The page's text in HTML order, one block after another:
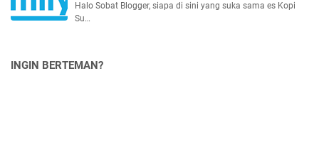
Halo Sobat Blogger, siapa di sini yang suka sama es Kopi
Su…
INGIN BERTEMAN?